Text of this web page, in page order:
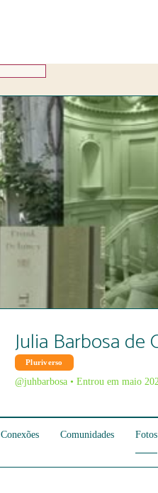
Julia Barbosa de
Pluriverso
@juhbarbosa • Entrou em maio
Conexões Comunidades Fotos